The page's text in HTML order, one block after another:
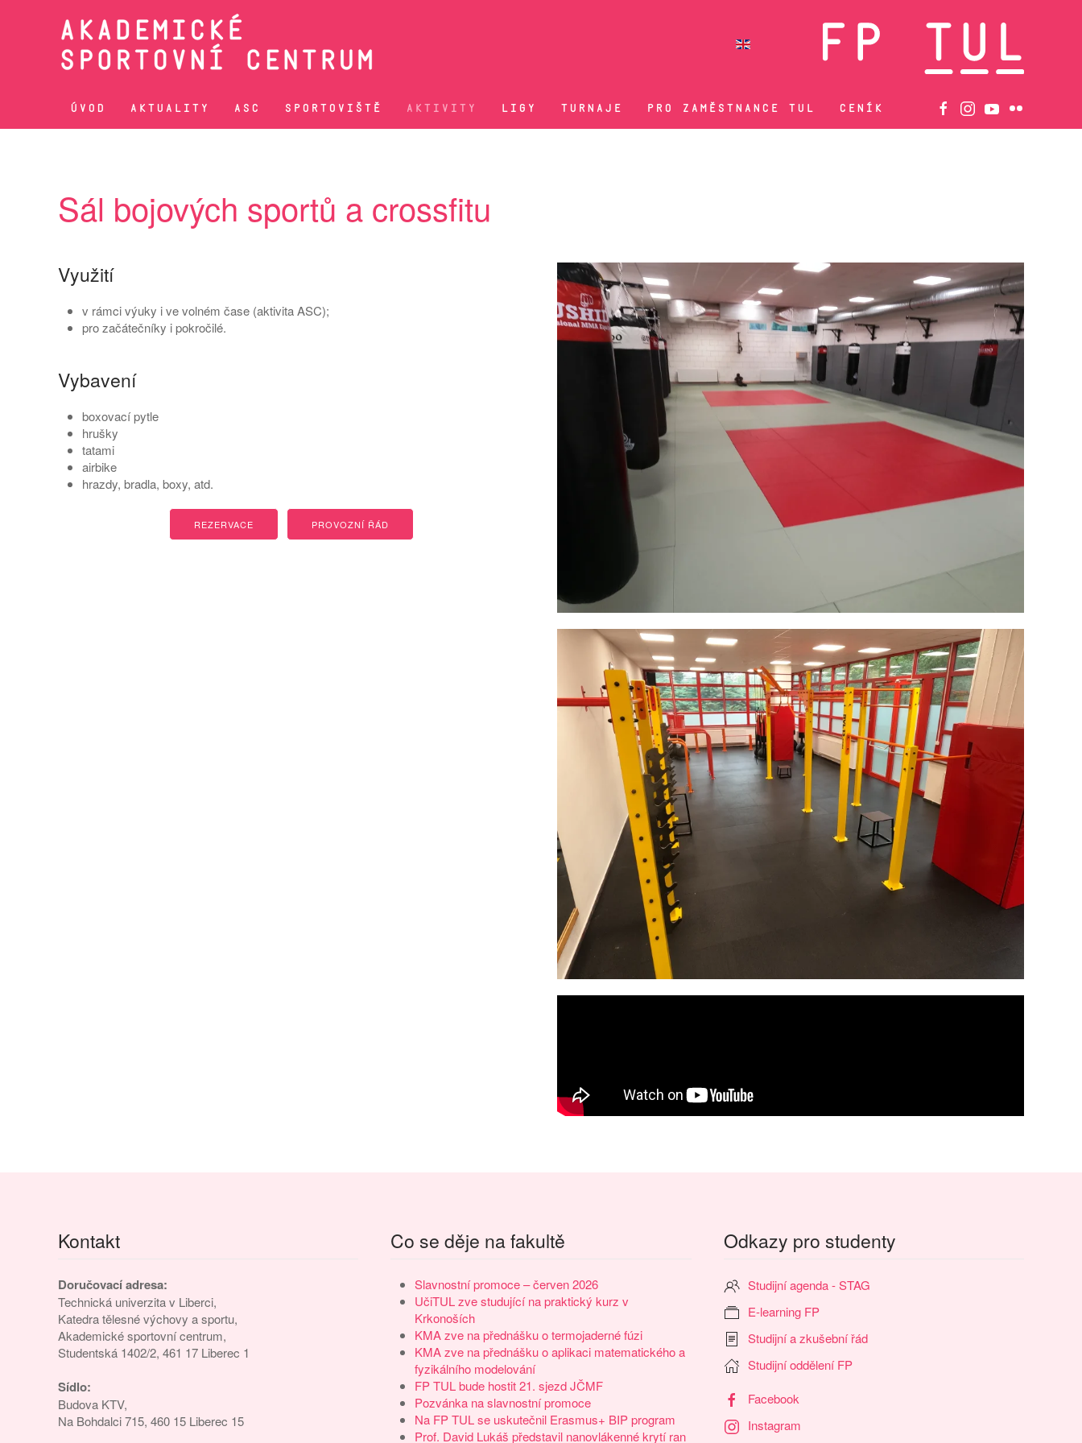
Přejít na hlavní obsah
ÚVOD AKTUALITY ASC SPORTOVIŠTĚ AKTIVITY LIGY TURNAJE PRO ZAMĚSTNANCE TUL CENÍK
Sál bojových sportů a crossfitu
Využití
v rámci výuky i ve volném čase (aktivita ASC);
pro začátečníky i pokročilé.
Vybavení
boxovací pytle
hrušky
tatami
airbike
hrazdy, bradla, boxy, atd.
REZERVACE PROVOZNÍ ŘÁD
Kontakt
Doručovací adresa:
Technická univerzita v Liberci,
Katedra tělesné výchovy a sportu,
Akademické sportovní centrum,
Studentská 1402/2, 461 17 Liberec 1
Sídlo:
Budova KTV,
Na Bohdalci 715, 460 15 Liberec 15
Co se děje na fakultě
Slavnostní promoce – červen 2026
UčiTUL zve studující na praktický kurz v
Krkonoších
KMA zve na přednášku o termojaderné fúzi
KMA zve na přednášku o aplikaci matematického a
fyzikálního modelování
FP TUL bude hostit 21. sjezd JČMF
Pozvánka na slavnostní promoce
Na FP TUL se uskutečnil Erasmus+ BIP program
Prof. David Lukáš představil nanovlákenné krytí ran
Odkazy pro studenty
Studijní agenda - STAG
E-learning FP
Studijní a zkušební řád
Studijní oddělení FP
Facebook
Instagram